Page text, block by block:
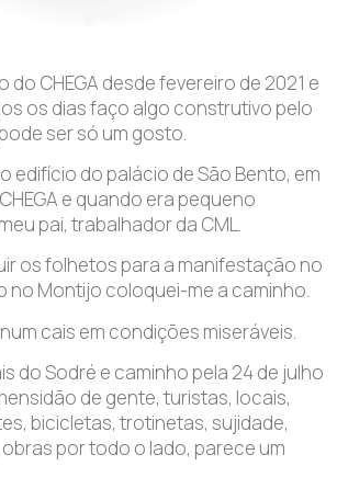
do CHEGA desde fevereiro de 2021 e
os dias faço algo construtivo pelo
ser só um gosto.
edifício do palácio de São Bento, em
e quando era pequeno
pai, trabalhador da CML.
os folhetos para a manifestação no
no Montijo coloquei-me a caminho.
cais em condições miseráveis.
do Sodré e caminho pela 24 de julho
de gente, turistas, locais,
bicicletas, trotinetas, sujidade,
por todo o lado, parece um